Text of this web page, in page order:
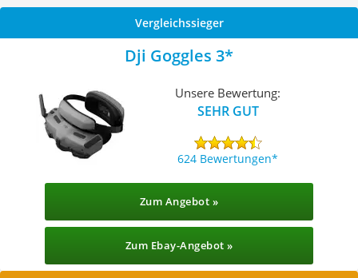
Vergleichssieger
Dji Goggles 3
Unsere Bewertung:
SEHR GUT
624 Bewertungen
Zum Angebot »
Zum Ebay-Angebot »